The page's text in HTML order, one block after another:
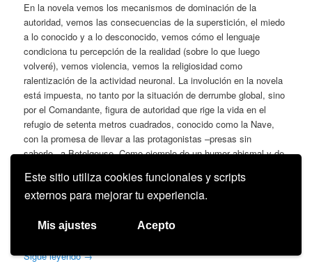
Este sitio utiliza cookies funcionales y scripts
externos para mejorar tu experiencia.
Mis ajustes Acepto
En la novela vemos los mecanismos de dominación de la
autoridad, vemos las consecuencias de la superstición, el miedo
a lo conocido y a lo desconocido, vemos cómo el lenguaje
condiciona tu percepción de la realidad (sobre lo que luego
volveré), vemos violencia, vemos la religiosidad como
ralentización de la actividad neuronal. La involución en la novela
está impuesta, no tanto por la situación de derrumbe global, sino
por el Comandante, figura de autoridad que rige la vida en el
refugio de setenta metros cuadrados, conocido como la Nave,
con la promesa de llevar a las protagonistas –presas sin
saberlo– a Betelgeuse. Como ejemplo de un humor abismal y de
era bastante convincente en el uso de la fuerza física para
persuadirlas de que no había quedado nada allá afuera”. Sí, está
condicionadas por la palabra dictatorial del Comandante.
Sigue leyendo→